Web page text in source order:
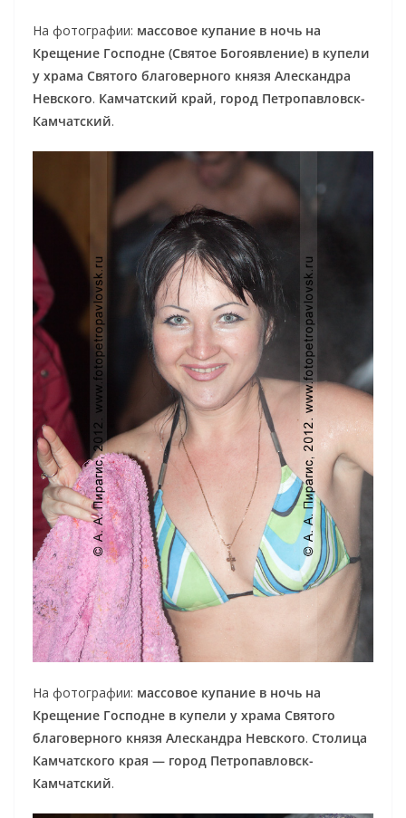
На фотографии: массовое купание в ночь на
Крещение Господне (Святое Богоявление) в купели
у храма Святого благоверного князя Алескандра
Невского. Камчатский край, город Петропавловск-
Камчатский.
На фотографии: массовое купание в ночь на
Крещение Господне в купели у храма Святого
благоверного князя Алескандра Невского. Столица
Камчатского края — город Петропавловск-
Камчатский.